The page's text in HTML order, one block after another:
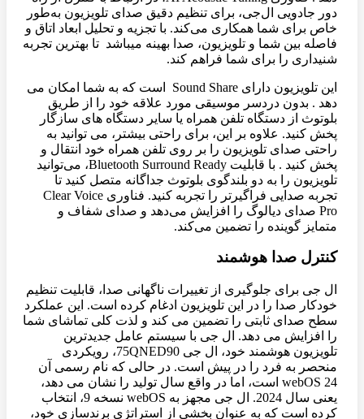
دور جادویی ال‌جی، برای تنظیم دقیق صدای تلویزیون به‌طور
خاص برای شما همکاری می‌کند. با تجزیه و تحلیل ابعاد اتاق و
فاصله بین شما و تلویزیون، صدا بهینه میباشد تا بهترین تجربه
شنیداری را برای شما فراهم کند.
این تلویزیون دارای Sound Share است که به شما امکان می
دهد . بدون دردسر موسیقی مورد علاقه خود را از طریق
بلوتوث از دستگاه تلفن همراه یا سایر دستگاه های سازگار
پخش کنید. علاوه بر این، برای راحتی بیشتر، می توانید به
راحتی صدای تلویزیون را بر روی تلفن همراه خود انتقال و
پخش کنید . با قابلیت Bluetooth Surround Ready، می‌توانید
تلویزیون را به دو بلندگوی بلوتوث جداگانه متصل کنید تا
تجربه صدایی فراگیرتر را تجربه کنید. فناوری Clear Voice
Pro صدای دیالوگ را افزایش می‌دهد و صدای شفاف و
متمایز گوینده را تضمین می‌کند.
کنترل صدا هوشمند
ال جی برای جلوگیری از تغییرات ناگهانی صدا، قابلیت تنظیم
خودکار صدا را در این تلویزیون ادغام کرده است. این عملکرد
سطح صدای ثابتی را تضمین می کند و لذت کلی تماشای شما
را افزایش می دهد. ال جی با سیستم عامل جدیدترین
تلویزیون هوشمند خود، ال جی 75QNED90، رویکردی
منحصر به فرد را در پیش است. در حالی که نام رسمی آن
webOS 24 است، اما در واقع سال تولید را نشان می دهد،
یعنی سال 2024. ال جی مجهز به webOS نسخه 9، انتخاب
کرده است که به عنوان بخشی از استراتژی برندسازی خود،